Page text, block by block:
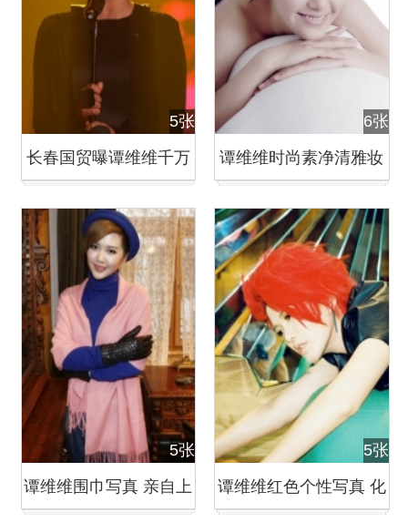
5张
长春国贸曝谭维维千万
6张
谭维维时尚素净清雅妆
5张
谭维维围巾写真 亲自上
5张
谭维维红色个性写真 化